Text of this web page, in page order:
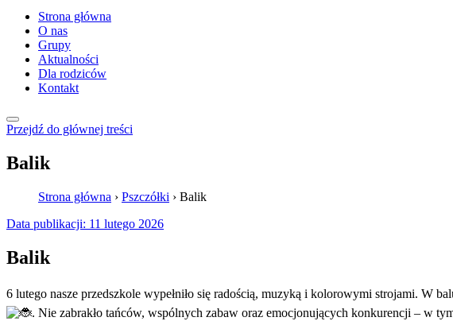
Strona główna
O nas
Grupy
Aktualności
Dla rodziców
Kontakt
Przejdź do głównej treści
Balik
Strona główna › Pszczółki › Balik
Data publikacji: 11 lutego 2026
Balik
6 lutego nasze przedszkole wypełniło się radością, muzyką i kolorowymi strojami. W
. Nie zabrakło tańców, wspólnych zabaw oraz emocjonujących konkurencji – w